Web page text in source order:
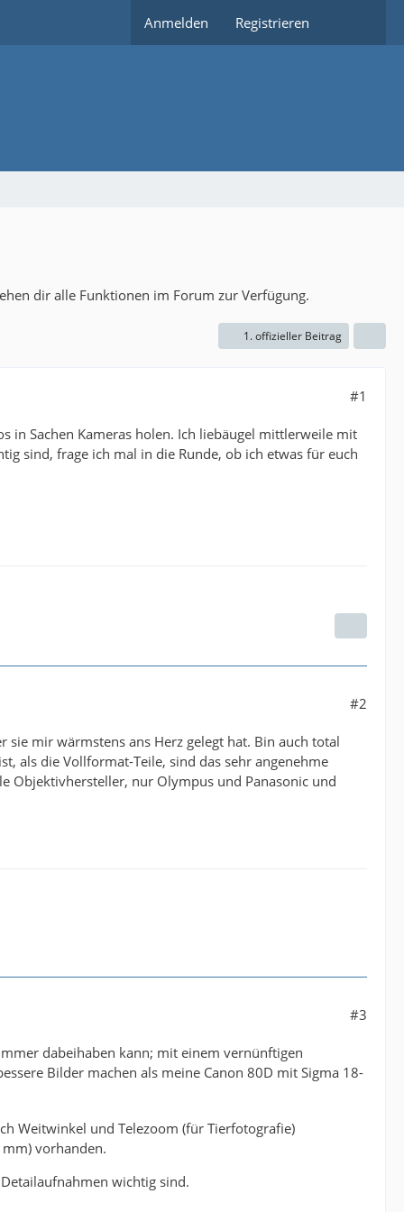
Anmelden Registrieren
dir alle Funktionen im Forum zur Verfügung.
1. offizieller Beitrag
#1
in Sachen Kameras holen. Ich liebäugel mittlerweile mit
sind, frage ich mal in die Runde, ob ich etwas für euch
#2
mir wärmstens ans Herz gelegt hat. Bin auch total
als die Vollformat-Teile, sind das sehr angenehme
Objektivhersteller, nur Olympus und Panasonic und
#3
dabeihaben kann; mit einem vernünftigen
Bilder machen als meine Canon 80D mit Sigma 18-
Weitwinkel und Telezoom (für Tierfotografie)
vorhanden.
wichtig sind.